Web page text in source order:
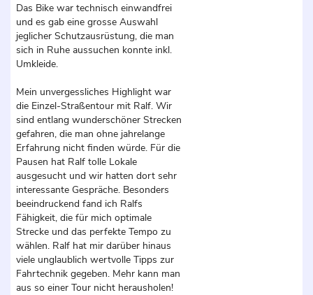
Das Bike war technisch einwandfrei
und es gab eine grosse Auswahl
jeglicher Schutzausrüstung, die man
sich in Ruhe aussuchen konnte inkl.
Umkleide.
Mein unvergessliches Highlight war
die Einzel-Straßentour mit Ralf. Wir
sind entlang wunderschöner Strecken
gefahren, die man ohne jahrelange
Erfahrung nicht finden würde. Für die
Pausen hat Ralf tolle Lokale
ausgesucht und wir hatten dort sehr
interessante Gespräche. Besonders
beeindruckend fand ich Ralfs
Fähigkeit, die für mich optimale
Strecke und das perfekte Tempo zu
wählen. Ralf hat mir darüber hinaus
viele unglaublich wertvolle Tipps zur
Fahrtechnik gegeben. Mehr kann man
aus so einer Tour nicht herausholen!